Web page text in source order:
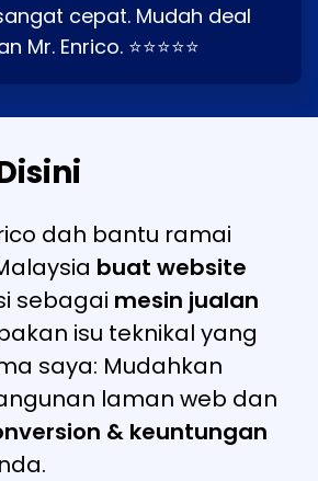
cepat. Mudah deal
Mr. Enrico. ⭐⭐⭐⭐⭐
dah bantu ramai
buat website
sebagai mesin jualan
isu teknikal yang
saya: Mudahkan
laman web dan
& keuntungan